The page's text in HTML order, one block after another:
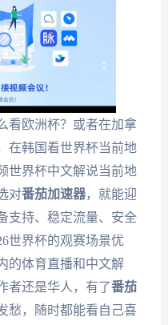
欧洲杯？或者在加拿
在韩国看世界杯当前地
世界杯中文解说当前地
对番茄加速器，就能迎
支持、稳定流量、安全
世界杯的观赛场景优
的体育直播和中文解
者还是华人，有了番茄
愁，随时都能看自己喜